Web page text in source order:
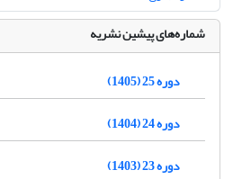
شماره‌های پیشین نشریه
دوره 25 (1405)
دوره 24 (1404)
دوره 23 (1403)